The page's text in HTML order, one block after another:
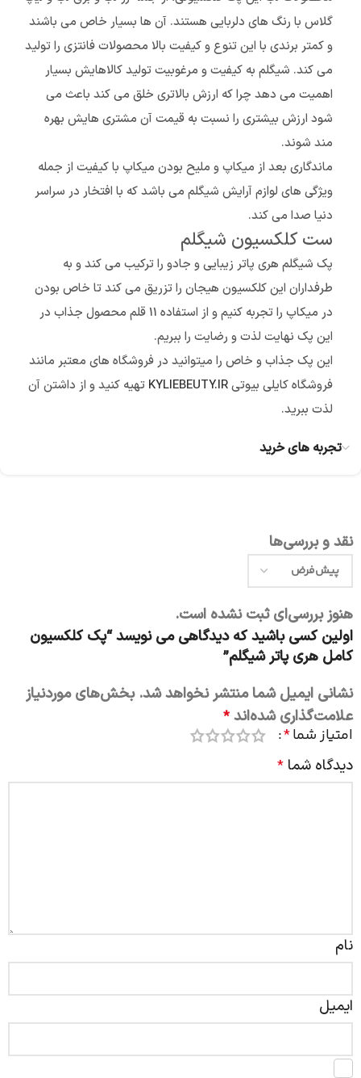
گلاس با رنگ های دلربایی هستند. آن ها بسیار خاص می باشند
و کمتر برندی با این تنوع و کیفیت بالا محصولات فانتزی را تولید
می کند. شیگلم به کیفیت و مرغوبیت تولید کالاهایش بسیار
اهمیت می دهد چرا که ارزش بالاتری خلق می کند باعث می
شود ارزش بیشتری را نسبت به قیمت آن مشتری هایش بهره
مند شوند.
ماندگاری بعد از میکاپ و ملیح بودن میکاپ با کیفیت از جمله
ویژگی های لوازم آرایش شیگلم می باشد که با افتخار در سراسر
دنیا صدا می کند.
ست کلکسیون شیگلم
پک شیگلم هری پاتر زیبایی و جادو را ترکیب می کند و به
طرفداران این کلکسیون هیجان را تزریق می کند تا خاص بودن
در میکاپ را تجربه کنیم و از استفاده 11 قلم محصول جذاب در
این پک نهایت لذت و رضایت را ببریم.
این پک جذاب و خاص را میتوانید در فروشگاه های معتبر مانند
فروشگاه کایلی بیوتیKYLIEBEUTY.IR تهیه کنید و از داشتن آن
لذت ببرید.
تجربه های خرید
نقد و بررسی‌ها
هنوز بررسی‌ای ثبت نشده است.
اولین کسی باشید که دیدگاهی می نویسد “پک کلکسیون
کامل هری پاتر شیگلم”
نشانی ایمیل شما منتشر نخواهد شد. بخش‌های موردنیاز
علامت‌گذاری شده‌اند *
امتیاز شما*
دیدگاه شما *
نام
ایمیل